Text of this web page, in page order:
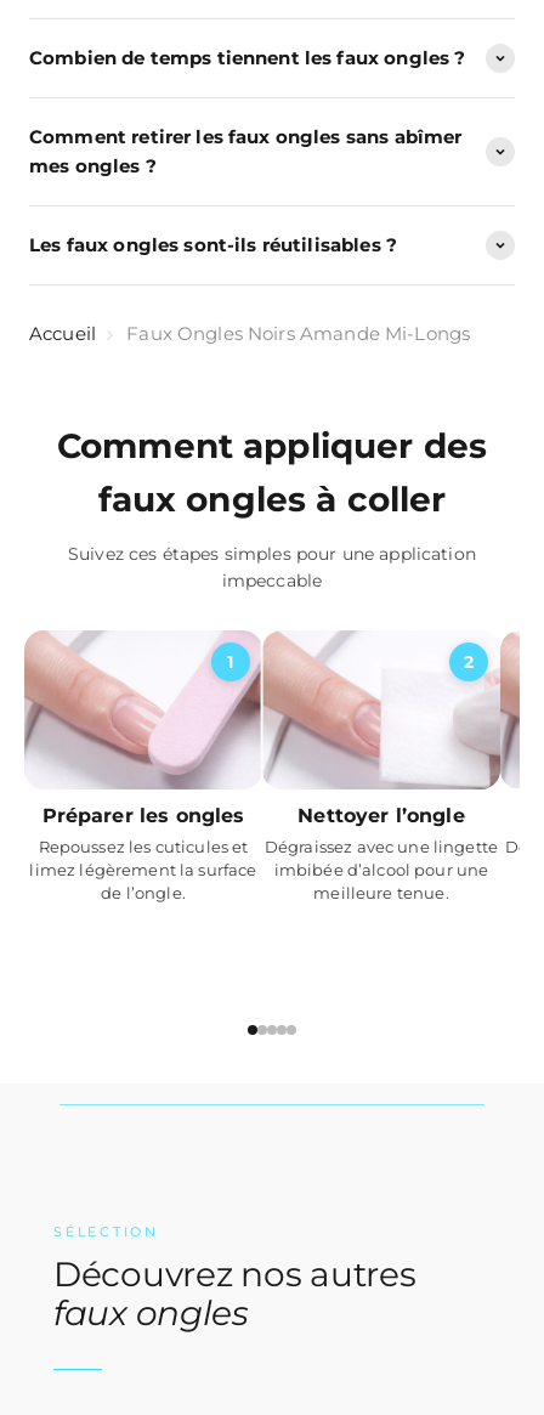
Combien de temps tiennent les faux ongles ?
Comment retirer les faux ongles sans abîmer
mes ongles ?
Les faux ongles sont-ils réutilisables ?
Accueil Faux Ongles Noirs Amande Mi-Longs
Comment appliquer des
faux ongles à coller
Suivez ces étapes simples pour une application
impeccable
1
Préparer les ongles
Repoussez les cuticules et
limez légèrement la surface
de l’ongle.
2
Nettoyer l’ongle
Dégraissez avec une lingette
imbibée d’alcool pour une
meilleure tenue.
SÉLECTION
Découvrez nos autres
faux ongles